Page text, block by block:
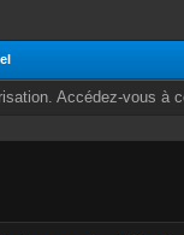
Accédez-vous